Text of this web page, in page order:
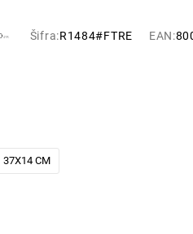
Šifra:R1484#FTRE EAN:
37X14 CM